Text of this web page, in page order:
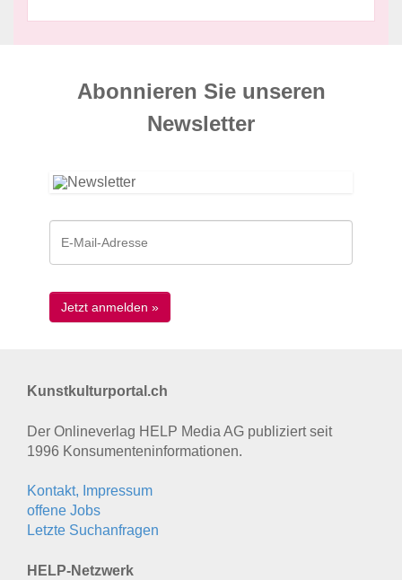
Abonnieren Sie unseren
News­letter
Kunstkulturportal.ch
Der Onlineverlag HELP Media AG publiziert seit
1996 Konsumenten­informationen.
Kontakt, Impressum
offene Jobs
Letzte Suchanfragen
HELP-Netzwerk